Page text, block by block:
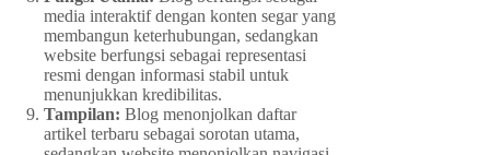
media interaktif dengan konten segar yang
membangun keterhubungan, sedangkan
website berfungsi sebagai representasi
resmi dengan informasi stabil untuk
menunjukkan kredibilitas.
Tampilan: Blog menonjolkan daftar
artikel terbaru sebagai sorotan utama,